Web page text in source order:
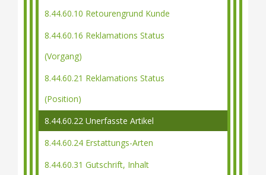
8.44.60.10 Retourengrund Kunde
8.44.60.16 Reklamations Status
(Vorgang)
8.44.60.21 Reklamations Status
(Position)
8.44.60.22 Unerfasste Artikel
8.44.60.24 Erstattungs-Arten
8.44.60.31 Gutschrift, Inhalt